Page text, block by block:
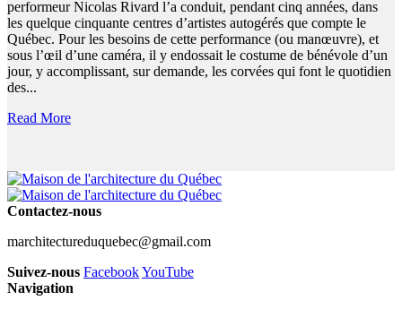
performeur Nicolas Rivard l’a conduit, pendant cinq années, dans
les quelque cinquante centres d’artistes autogérés que compte le
Québec. Pour les besoins de cette performance (ou manœuvre), et
sous l’œil d’une caméra, il y endossait le costume de bénévole d’un
jour, y accomplissant, sur demande, les corvées qui font le quotidien
des...
Read More
Contactez-nous
marchitectureduquebec@gmail.com
Suivez-nous FacebookYouTube
Navigation